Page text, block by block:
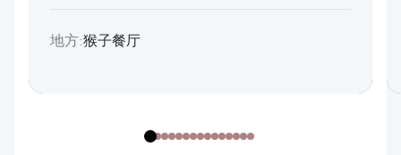
地方:猴子餐厅